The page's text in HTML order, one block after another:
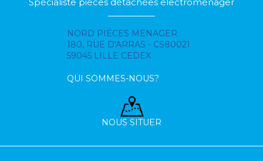
NORD PIECES MENAGER
180, RUE D'ARRAS - CS80021
59045 LILLE CEDEX
QUI SOMMES-NOUS?
NOUS SITUER